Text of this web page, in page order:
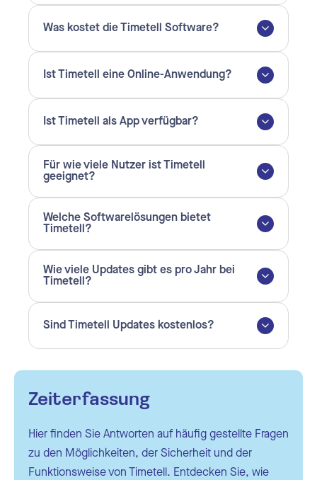
Was kostet die Timetell Software?
Ist Timetell eine Online-Anwendung?
Ist Timetell als App verfügbar?
Für wie viele Nutzer ist Timetell
geeignet?
Welche Softwarelösungen bietet
Timetell?
Wie viele Updates gibt es pro Jahr bei
Timetell?
Sind Timetell Updates kostenlos?
Zeiterfassung
Hier finden Sie Antworten auf häufig gestellte Fragen
zu den Möglichkeiten, der Sicherheit und der
Funktionsweise von Timetell. Entdecken Sie, wie